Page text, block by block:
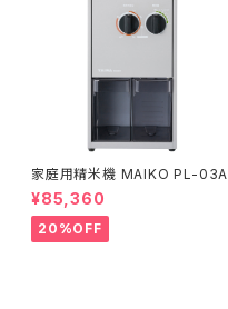
家庭用精米機 MAIKO PL-03A
¥85,360
20%OFF